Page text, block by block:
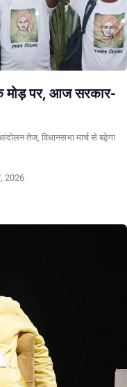
मोड़ पर, आज सरकार-
तेज, विधानसभा मार्च से बढ़ेगा
2026